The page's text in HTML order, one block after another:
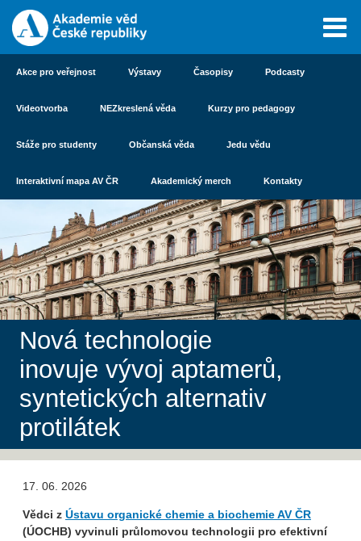
Akce pro veřejnost Výstavy Časopisy Podcasty
Videotvorba NEZkreslená věda Kurzy pro pedagogy
Stáže pro studenty Občanská věda Jedu vědu
Interaktivní mapa AV ČR Akademický merch Kontakty
Nová technologie
inovuje vývoj aptamerů,
syntetických alternativ
protilátek
17. 06. 2026
Vědci z Ústavu organické chemie a biochemie AV ČR
(ÚOCHB) vyvinuli průlomovou technolo­gii pro efektivní